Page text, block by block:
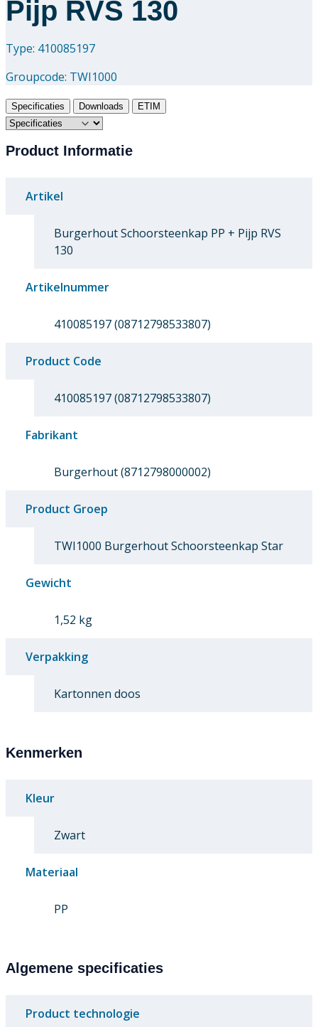
Pijp RVS 130
Type: 410085197
Groupcode: TWI1000
Specificaties Downloads ETIM
Product Informatie
Artikel
Burgerhout Schoorsteenkap PP + Pijp RVS
130
Artikelnummer
410085197 (08712798533807)
Product Code
410085197 (08712798533807)
Fabrikant
Burgerhout (8712798000002)
Product Groep
TWI1000 Burgerhout Schoorsteenkap Star
Gewicht
1,52 kg
Verpakking
Kartonnen doos
Kenmerken
Kleur
Zwart
Materiaal
PP
Algemene specificaties
Product technologie